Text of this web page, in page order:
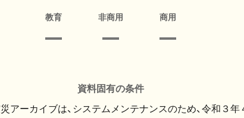
教育 非商用 商用
資料固有の条件
災アーカイブは、システムメンテナンスのため、令和３